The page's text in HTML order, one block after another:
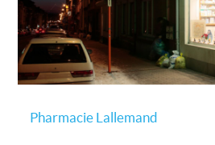
Pharmacie Lallemand